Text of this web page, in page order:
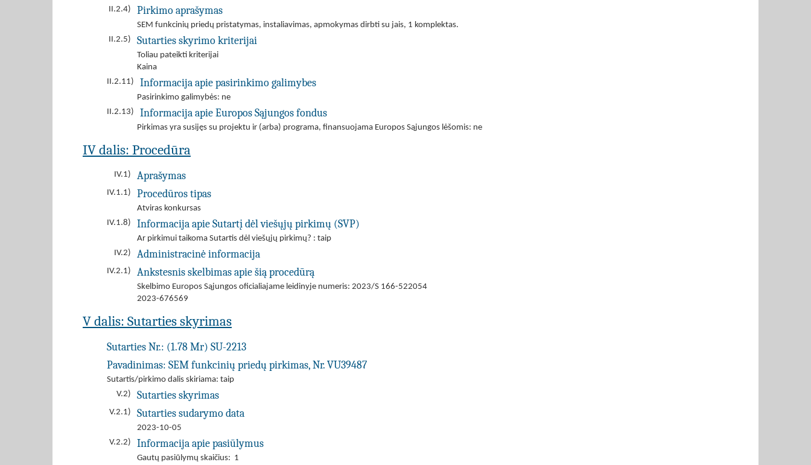
II.2.4)
Pirkimo aprašymas
SEM funkcinių priedų pristatymas, instaliavimas, apmokymas dirbti su jais, 1 komplektas.
II.2.5)
Sutarties skyrimo kriterijai
Toliau pateikti kriterijai
Kaina
II.2.11)
Informacija apie pasirinkimo galimybes
Pasirinkimo galimybės: ne
II.2.13)
Informacija apie Europos Sąjungos fondus
Pirkimas yra susijęs su projektu ir (arba) programa, finansuojama Europos Sąjungos lėšomis: ne
IV dalis: Procedūra
IV.1) Aprašymas
IV.1.1) Procedūros tipas
Atviras konkursas
IV.1.8)
Informacija apie Sutartį dėl viešųjų pirkimų (SVP)
Ar pirkimui taikoma Sutartis dėl viešųjų pirkimų? : taip
IV.2)
Administracinė informacija
IV.2.1) Ankstesnis skelbimas apie šią procedūrą
Skelbimo Europos Sąjungos oficialiajame leidinyje numeris: 2023/S 166-522054
2023-676569
V dalis: Sutarties skyrimas
Sutarties Nr.: (1.78 Mr) SU-2213
Pavadinimas: SEM funkcinių priedų pirkimas, Nr. VU39487
Sutartis/pirkimo dalis skiriama: taip
V.2)
Sutarties skyrimas
V.2.1) Sutarties sudarymo data
2023-10-05
V.2.2)
Informacija apie pasiūlymus
Gautų pasiūlymų skaičius: 1